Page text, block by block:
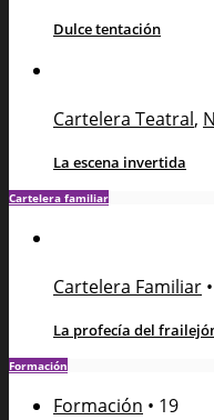
Dulce tentación
Cartelera Teatral,
La escena invertida
Cartelera familiar
Cartelera Familiar •
La profecía del
Formación
Formación • 19